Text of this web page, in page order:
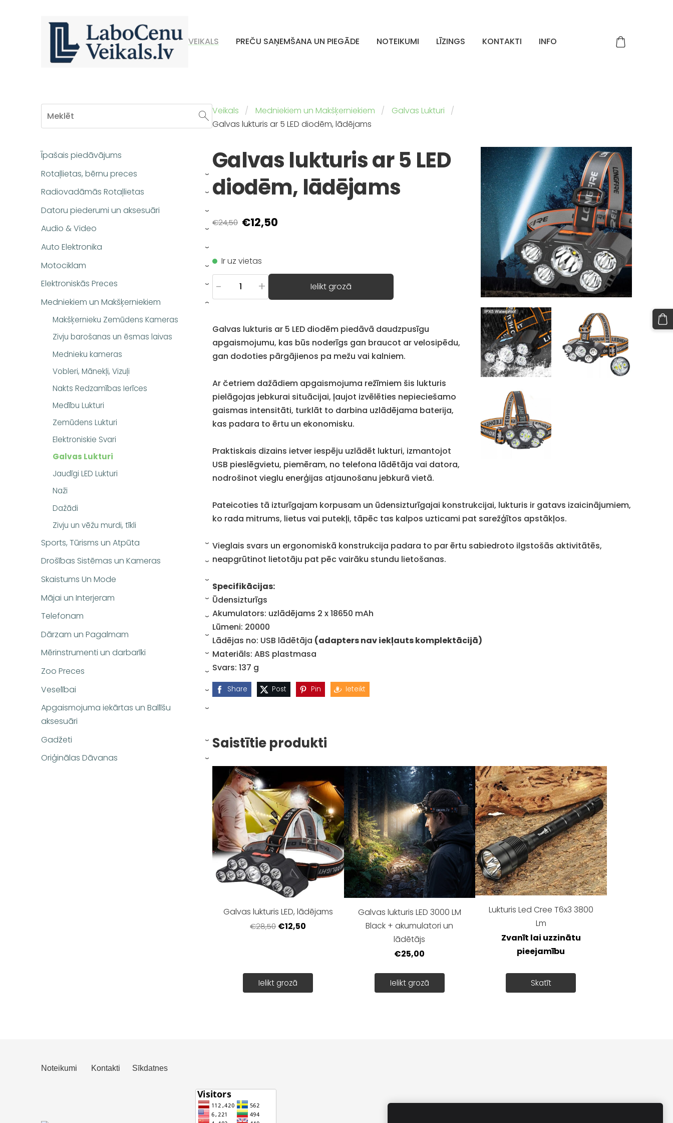
VEIKALS PREČU SAŅEMŠANA UN PIEGĀDE NOTEIKUMI LĪZINGS KONTAKTI INFO
Īpašais piedāvājums
Rotaļlietas, bērnu preces
›
Radiovadāmās Rotaļlietas ›
Datoru piederumi un aksesuāri ›
Audio & Video ›
Auto Elektronika ›
Motociklam ›
Elektroniskās Preces ›
Medniekiem un Makšķerniekiem
Makšķernieku Zemūdens Kameras
Zivju barošanas un ēsmas laivas
Mednieku kameras
Vobleri, Mānekļi, Vizuļi
Nakts Redzamības Ierīces
Medību Lukturi
Zemūdens Lukturi
Elektroniskie Svari
Galvas Lukturi
Jaudīgi LED Lukturi
Naži
Dažādi
Zivju un vēžu murdi, tīkli
›
Sports, Tūrisms un Atpūta ›
Drošības Sistēmas un Kameras ›
Skaistums Un Mode ›
Mājai un Interjeram ›
Telefonam ›
Dārzam un Pagalmam ›
Mērinstrumenti un darbarīki ›
Zoo Preces ›
Veselībai ›
Apgaismojuma iekārtas un Ballīšu
aksesuāri
›
Gadžeti ›
Oriģinālas Dāvanas ›
Veikals Medniekiem un Makšķerniekiem
Galvas Lukturi
Galvas lukturis ar 5 LED diodēm, lādējams
Galvas lukturis ar 5 LED
diodēm, lādējams
€24,50 €12,50
Ir uz vietas
- + Ielikt grozā
Galvas lukturis ar 5 LED diodēm piedāvā daudzpusīgu
apgaismojumu, kas būs noderīgs gan braucot ar velosipēdu,
gan dodoties pārgājienos pa mežu vai kalniem.
Ar četriem dažādiem apgaismojuma režīmiem šis lukturis
pielāgojas jebkurai situācijai, ļaujot izvēlēties nepieciešamo
gaismas intensitāti, turklāt to darbina uzlādējama baterija,
kas padara to ērtu un ekonomisku.
Praktiskais dizains ietver iespēju uzlādēt lukturi, izmantojot
USB pieslēgvietu, piemēram, no telefona lādētāja vai datora,
nodrošinot vieglu enerģijas atjaunošanu jebkurā vietā.
Pateicoties tā izturīgajam korpusam un ūdensizturīgajai konstrukcijai, lukturis ir gatavs izaicinājumiem,
ko rada mitrums, lietus vai putekļi, tāpēc tas kalpos uzticami pat sarežģītos apstākļos.
Vieglais svars un ergonomiskā konstrukcija padara to par ērtu sabiedroto ilgstošās aktivitātēs,
neapgrūtinot lietotāju pat pēc vairāku stundu lietošanas.
Specifikācijas:
Ūdensizturīgs
Akumulators: uzlādējams 2 x 18650 mAh
Lūmeni: 20000
Lādējas no: USB lādētāja (adapters nav iekļauts komplektācijā)
Materiāls: ABS plastmasa
Svars: 137 g
Share Post Pin Ieteikt
Saistītie produkti
Galvas lukturis LED, lādējams
€28,50 €12,50
Ielikt grozā
Galvas lukturis LED 3000 LM
Black + akumulatori un
lādētājs
€25,00
Ielikt grozā
Lukturis Led Cree T6x3 3800
Lm
Zvanīt lai uzzinātu
pieejamību
Skatīt
Noteikumi Kontakti Sīkdatnes